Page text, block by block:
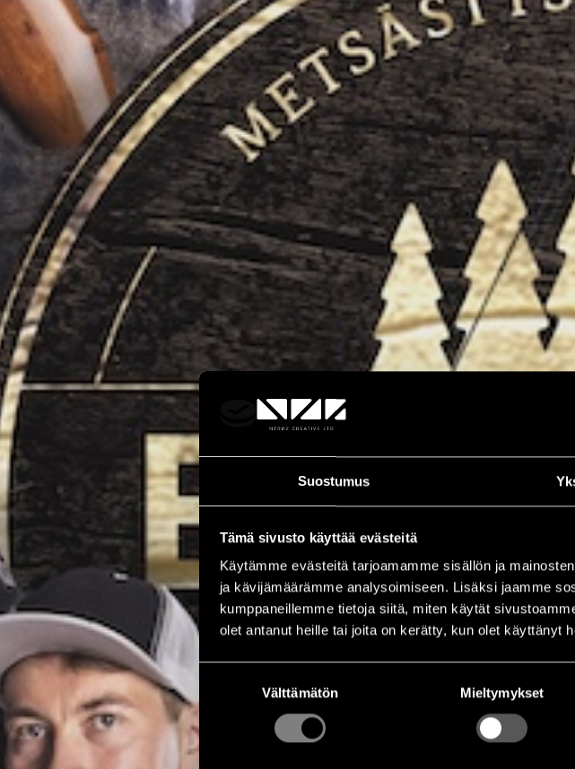
Suostumus
Tämä sivusto käyttää evästeitä
Käytämme evästeitä tarjoamamme sisällön ja
ja kävijämäärämme analysoimiseen. Lisäksi jaamme
kumppaneillemme tietoja siitä, miten käytät
olet antanut heille tai joita on kerätty, kun olet käyttänyt
Välttämätön Mieltymykset